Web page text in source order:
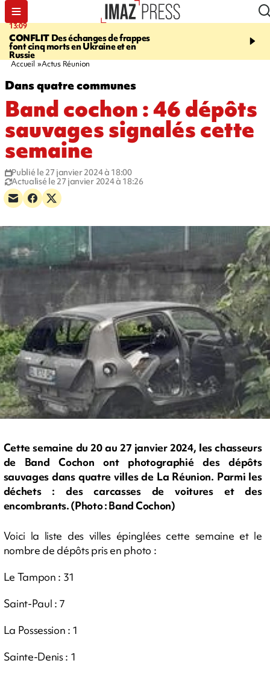
13:09
CONFLIT Des échanges de frappes
font cinq morts en Ukraine et en
Russie
17:14
Quatre
européennes pour les
Accueil Actus Réunion
Dans quatre communes
Band cochon : 46 dépôts
sauvages signalés cette
semaine
Publié le 27 janvier 2024 à 18:00
Actualisé le 27 janvier 2024 à 18:26
Cette semaine du 20 au 27 janvier 2024, les chasseurs
de Band Cochon ont photographié des dépôts
sauvages dans quatre villes de La Réunion. Parmi les
déchets : des carcasses de voitures et des
encombrants. (Photo : Band Cochon)
Voici la liste des villes épinglées cette semaine et le
nombre de dépôts pris en photo :
Le Tampon : 31
Saint-Paul : 7
La Possession : 1
Sainte-Denis : 1